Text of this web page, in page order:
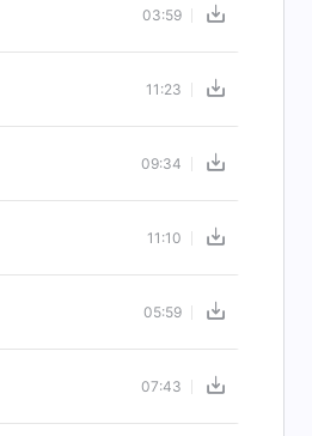
03:59
11:23
09:34
11:10
05:59
07:43